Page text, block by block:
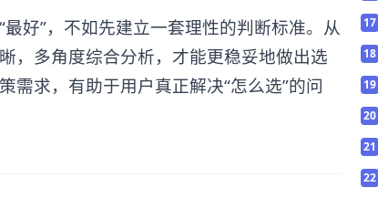
最好”，不如先建立一套理性的判断标准。从
，多角度综合分析，才能更稳妥地做出选
需求，有助于用户真正解决“怎么选”的问
17
18
19
20
21
22